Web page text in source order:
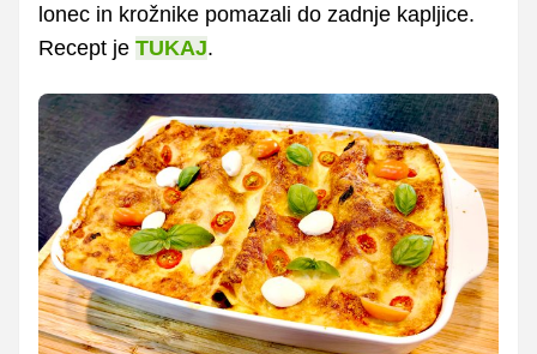
lonec in krožnike pomazali do zadnje kapljice.
Recept je TUKAJ.